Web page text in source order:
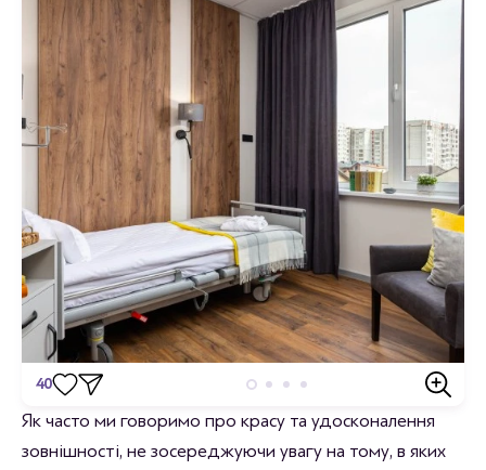
40
Відгуки
Станьте першим хто залишить відгук.
Як часто ми говоримо про красу та удосконалення
зовнішності, не зосереджуючи увагу на тому, в яких